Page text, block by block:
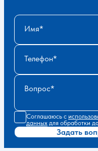
Имя
Телефон
Вопрос
Соглашаюсь с
данных для обработки
Задать